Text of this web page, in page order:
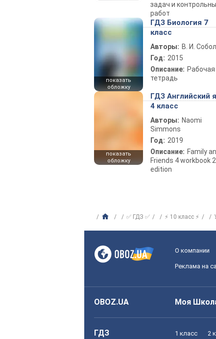
задач и
работ
показать
обложку
ГДЗ Биология 7
класс
Авторы: В. И.
Год: 2015
Описание: Рабочая
тетрадь
показать
обложку
ГДЗ Английский
4 класс
Авторы: Naomi
Simmons
Год: 2019
Описание: Family
Friends 4 workbook
edition
✅ ГДЗ ✅ ⚡ 10 класс ⚡
О компании
Реклама на
OBOZ.UA Моя
ГДЗ 1 класс 2